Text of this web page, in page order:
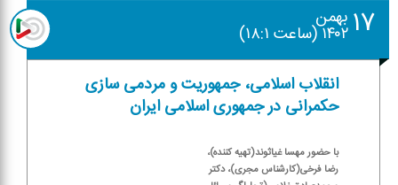
۱۷ بهمن
۱۴۰۲ (ساعت ۱۸:۱)
انقلاب اسلامی، جمهوریت و مردمی سازی
حكمرانی در جمهوری اسلامی ایران
با حضور مهسا غیاثوند(تهیه كننده)،
رضا فرخی(كارشناس مجری)، دكتر